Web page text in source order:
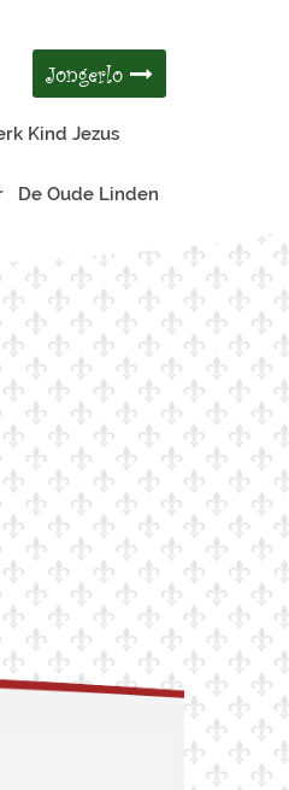
Jongerlo
Kind Jezus
De Oude Linden